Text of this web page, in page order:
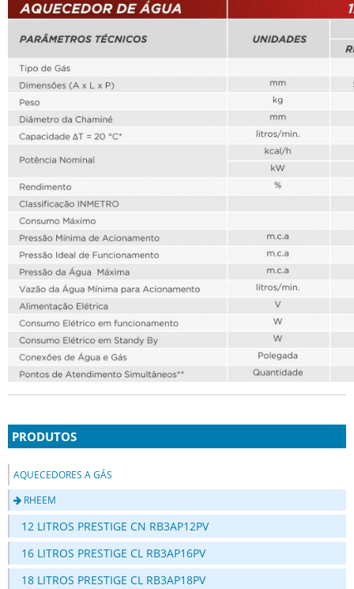
PRODUTOS
AQUECEDORES A GÁS
RHEEM
12 LITROS PRESTIGE CN RB3AP12PV
16 LITROS PRESTIGE CL RB3AP16PV
18 LITROS PRESTIGE CL RB3AP18PV